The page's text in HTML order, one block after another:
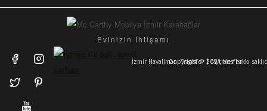
Evinizin İhtişamı
İzmir Havalimanı Transfer | Mytransfer
Copyright © 2021, Her hakkı